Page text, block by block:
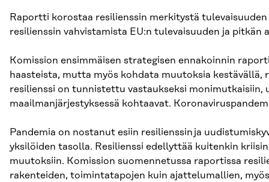
Raportti korostaa resilienssin merkitystä
resilienssin vahvistamista EU:n tulevaisuuden ja
Komission ensimmäisen strategisen ennakoinnin
haasteista, mutta myös kohdata muutoksia
resilienssi on tunnistettu vastaukseksi
maailmanjärjestyksessä kohtaavat.
Pandemia on nostanut esiin resilienssin ja
yksilöiden tasolla. Resilienssi edellyttää kuitenkin
muutoksiin. Komission suomennetussa raportissa
rakenteiden, toimintatapojen kuin ajattelumallien,